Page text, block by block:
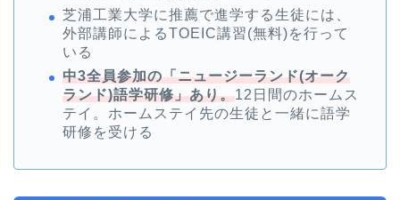
芝浦工業大学に推薦で進学する生徒には、
外部講師によるTOEIC講習(無料)を行って
いる
中3全員参加の「ニュージーランド(オーク
ランド)語学研修」あり。12日間のホームス
テイ。ホームステイ先の生徒と一緒に語学
研修を受ける